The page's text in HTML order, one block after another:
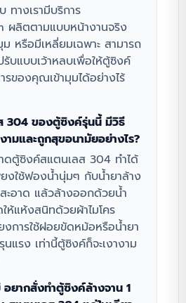
ทางเรามีบริการ
ผลิตตามแบบหน้างานจริง
หรือมีเหลี่ยมเฉพาะ สามารถ
ปรับแบบเว้าหลบเพื่อให้ตู้ซิงค์
รของคุณเข้ามุมได้อย่างไร้
304 ของตู้ซิงค์รุ่นนี้ มีวิธี
ามและถูกสุขอนามัยอย่างไร?
ดตู้ซิงค์สแตนเลส 304 ทำได้
งใช้ฟองน้ำนุ่มๆ กับน้ำยาล้าง
ะอาด แล้วล้างออกด้วยน้ำ
ห้แห้งสนิทด้วยผ้าไมโคร
งการใช้ฝอยขัดหม้อหรือน้ำยา
แรง เท่านี้ตู้ซิงค์ก็จะเงางาม
อยากสั่งทำตู้ซิงค์ล้างจาน 1